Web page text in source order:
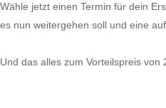
Wähle jetzt einen Termin für dein
es nun weitergehen soll und eine
Und das alles zum Vorteilspreis von